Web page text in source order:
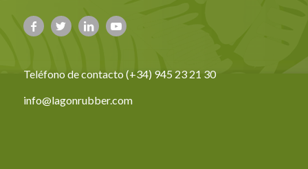
Teléfono de contacto (+34) 945 23 21 30
info@lagonrubber.com